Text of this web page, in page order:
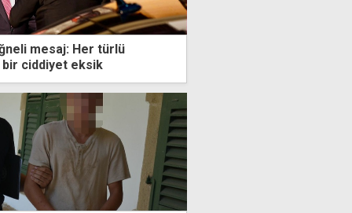
mesaj: Her türlü
ciddiyet eksik